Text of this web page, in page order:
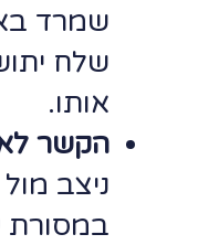
שמרד
שלח
אותו.
הקשר
ניצב
במסורת